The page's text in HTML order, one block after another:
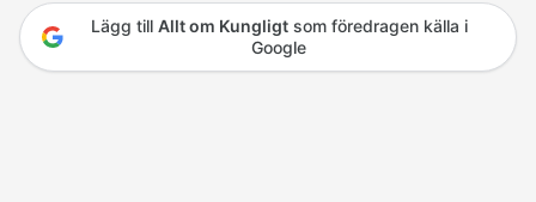
Lägg till Allt om Kungligtsom föredragen källa i
Google